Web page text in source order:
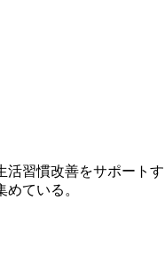
習慣改善をサポート
ている。